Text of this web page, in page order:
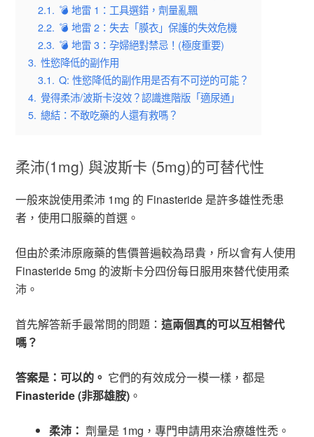
2.1. 💣 地雷 1：工具選錯，劑量亂飄
2.2. 💣 地雷 2：失去「膜衣」保護的失效危機
2.3. 💣 地雷 3：孕婦絕對禁忌！(極度重要)
3. 性慾降低的副作用
3.1. Q: 性慾降低的副作用是否有不可逆的可能？
4. 覺得柔沛/波斯卡沒效？認識進階版「適尿通」
5. 總結：不敢吃藥的人還有救嗎？
柔沛(1mg) 與波斯卡 (5mg)的可替代性
一般來說使用柔沛 1mg 的 Finasteride 是許多雄性禿患
者，使用口服藥的首選。
但由於柔沛原廠藥的售價普遍較為昂貴，所以會有人使用
Finasteride 5mg 的波斯卡分四份每日服用來替代使用柔
沛。
首先解答新手最常問的問題：這兩個真的可以互相替代
嗎？
答案是：可以的。 它們的有效成分一模一樣，都是
Finasteride (非那雄胺) 。
柔沛： 劑量是 1mg，專門申請用來治療雄性禿。